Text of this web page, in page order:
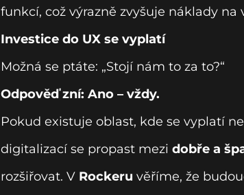
funkcí, což výrazně zvyšuje náklady na
Investice do UX se vyplatí
Možná se ptáte: „Stojí nám to za to?“
Odpověď zní: Ano – vždy.
Pokud existuje oblast, kde se vyplatí
digitalizací se propast mezi dobře a
rozšiřovat. V Rockeru věříme, že